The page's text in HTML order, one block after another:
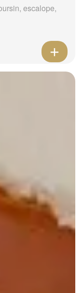
escalope,